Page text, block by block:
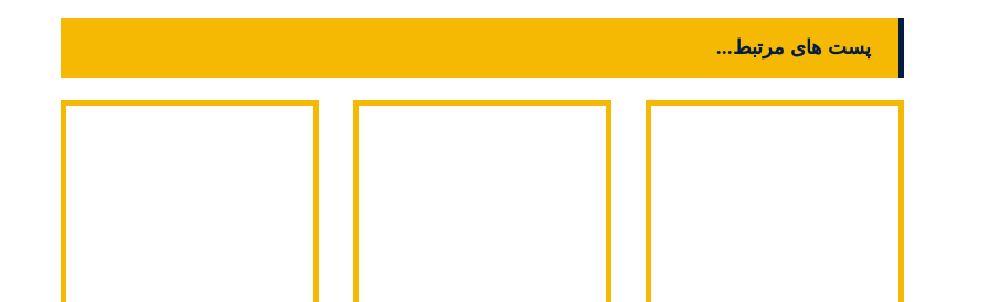
پست های مرتبط...